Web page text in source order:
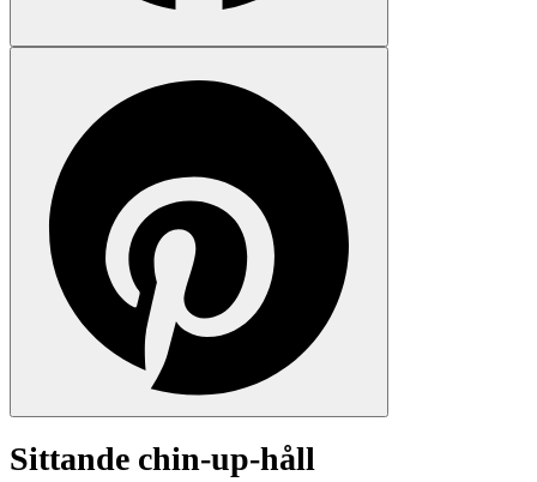
Sittande chin-up-håll